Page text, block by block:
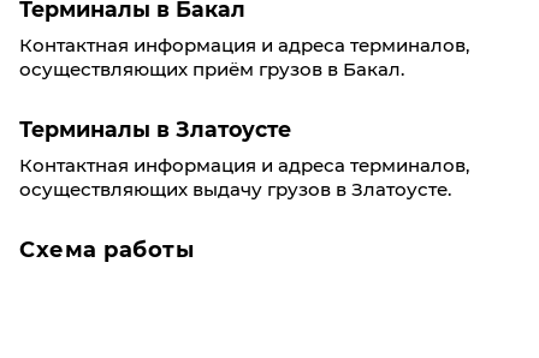
Терминалы в Бакал
Контактная информация и адреса терминалов,
осуществляющих приём грузов в Бакал.
Терминалы в Златоусте
Контактная информация и адреса терминалов,
осуществляющих выдачу грузов в Златоусте.
Схема работы